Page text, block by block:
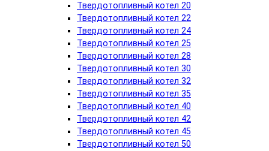
Твердотопливный котел 20
Твердотопливный котел 22
Твердотопливный котел 24
Твердотопливный котел 25
Твердотопливный котел 28
Твердотопливный котел 30
Твердотопливный котел 32
Твердотопливный котел 35
Твердотопливный котел 40
Твердотопливный котел 42
Твердотопливный котел 45
Твердотопливный котел 50